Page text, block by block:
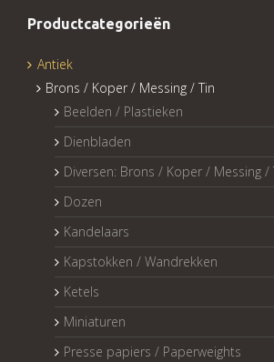
Productcategorieën
Antiek
Brons / Koper / Messing / Tin
Beelden / Plastieken
Dienbladen
Diversen: Brons / Koper / Messing /
Dozen
Kandelaars
Kapstokken / Wandrekken
Ketels
Miniaturen
Presse papiers / Paperweights